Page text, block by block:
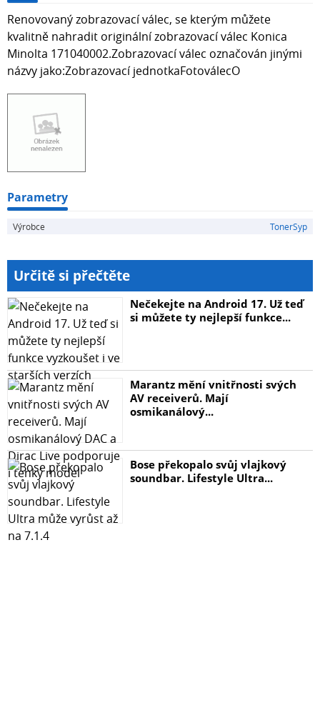
Renovovaný zobrazovací válec, se kterým můžete
kvalitně nahradit originální zobrazovací válec Konica
Minolta 171040002.Zobrazovací válec označován jinými
názvy jako:Zobrazovací jednotkaFotoválecO
Parametry
Výrobce TonerSyp
Určitě si přečtěte
Nečekejte na Android 17. Už teď
si můžete ty nejlepší funkce...
Marantz mění vnitřnosti svých
AV receiverů. Mají
osmikanálový...
Bose překopalo svůj vlajkový
soundbar. Lifestyle Ultra...